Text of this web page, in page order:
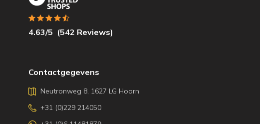
Contactgegevens
Neutronweg 8, 1627 LG Hoorn
+31 (0)229 214050
4.63/5 (542 Reviews)